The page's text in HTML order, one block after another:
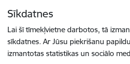
Sīkdatnes
Lai šī tīmekļvietne darbotos, tā
sīkdatnes. Ar Jūsu piekrišanu
izmantotas statistikas un sociālo